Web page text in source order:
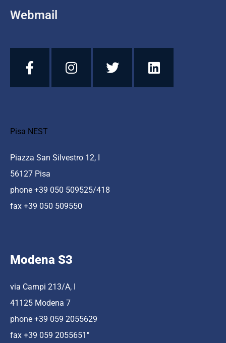
Webmail
Pisa NEST
Piazza San Silvestro 12, I
56127 Pisa
phone +39 050 509525/418
fax +39 050 509550
Modena S3
via Campi 213/A, I
41125 Modena 7
phone +39 059 2055629
fax +39 059 2055651″